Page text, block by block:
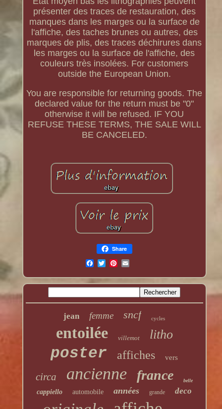
présenter des traces de restauration, des
manques dans les marges ou la surface de
l'affiche, des taches brunes ou autres, des
marques de plis, des traces déchirures dans
les marges ou la surface de l'affiche, des
couleurs très insolées. For customers
outside the European Union.
You are responsible for returning goods. The
declared value for the return must be "0"
otherwise it will be refused. IF YOU
REFUSE THESE TERMS, THE SALE WILL
BE CANCELED.
Share
jean femme sncf cycles
entoilée villemot litho
poster affiches vers
circa ancienne france belle
cappiello automobile années grande deco